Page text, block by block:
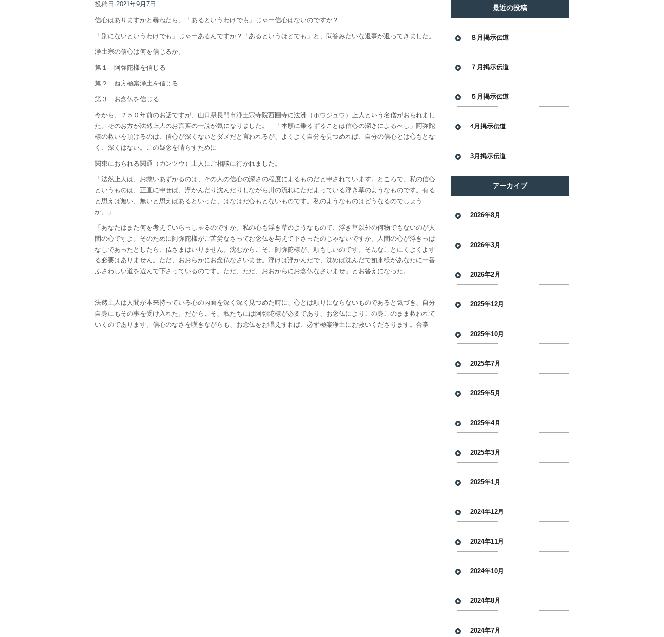
投稿日 2021年9月7日
信心はありますかと尋ねたら、「あるというわけでも」じゃー信心はないのですか？
「別にないというわけでも」じゃーあるんですか？「あるというほどでも」と、問答みたいな返事が返ってきました。
浄土宗の信心は何を信じるか。
第１ 阿弥陀様を信じる
第２ 西方極楽浄土を信じる
第３ お念仏を信じる
今から、２５０年前のお話ですが、山口県長門市浄土宗寺院西圓寺に法洲（ホウジュウ）上人という名僧がおられまし
た。そのお方が法然上人のお言葉の一説が気になりました。 「本願に乗るずることは信心の深きによるべし」阿弥陀
様の救いを頂けるのは、信心が深くないとダメだと言われるが、よくよく自分を見つめれば、自分の信心とは心もとな
く、深くはない。この疑念を晴らすために
関東におられる関通（カンツウ）上人にご相談に行かれました。
「法然上人は、お救いあずかるのは、その人の信心の深さの程度によるものだと申されています。ところで、私の信心
というものは、正直に申せば、浮かんだり沈んだりしながら川の流れにただよっている浮き草のようなものです。有る
と思えば無い、無いと思えばあるといった、はなはだ心もとないものです。私のようなものはどうなるのでしょう
か。」
「あなたはまた何を考えていらっしゃるのですか。私の心も浮き草のようなもので、浮き草以外の何物でもないのが人
間の心ですよ。そのために阿弥陀様がご苦労なさってお念仏を与えて下さったのじゃないですか。人間の心が浮きっぱ
なしであったとしたら、仏さまはいりません。沈むからこそ、阿弥陀様が、頼もしいのです。そんなことにくよくよす
る必要はありません。ただ、おおらかにお念仏なさいませ。浮けば浮かんだで、沈めば沈んだで如来様があなたに一番
ふさわしい道を選んで下さっているのです。ただ、ただ、おおからにお念仏なさいませ」とお答えになった。
法然上人は人間が本来持っている心の内面を深く深く見つめた時に、心とは頼りにならないものであると気づき、自分
自身にもその事を受け入れた。だからこそ、私たちには阿弥陀様が必要であり、お念仏によりこの身このまま救われて
いくのであります。信心のなさを嘆きながらも、お念仏をお唱えすれば、必ず極楽浄土にお救いくださります。合掌
最近の投稿
８月掲示伝道
７月掲示伝道
５月掲示伝道
4月掲示伝道
3月掲示伝道
アーカイブ
2026年8月
2026年3月
2026年2月
2025年12月
2025年10月
2025年7月
2025年5月
2025年4月
2025年3月
2025年1月
2024年12月
2024年11月
2024年10月
2024年8月
2024年7月